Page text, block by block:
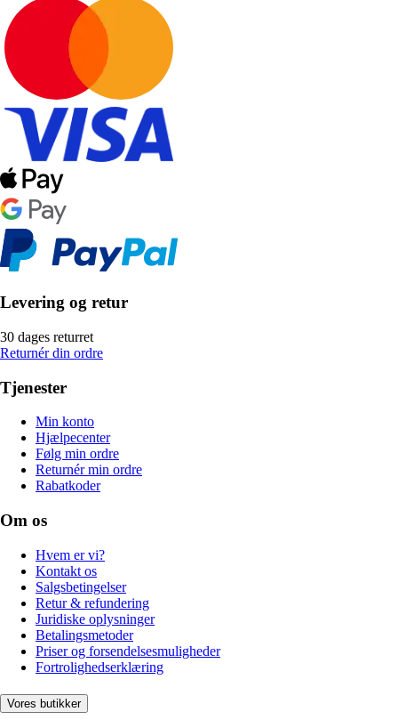
Levering og retur
30 dages returret
Returnér din ordre
Tjenester
Min konto
Hjælpecenter
Følg min ordre
Returnér min ordre
Rabatkoder
Om os
Hvem er vi?
Kontakt os
Salgsbetingelser
Retur & refundering
Juridiske oplysninger
Betalingsmetoder
Priser og forsendelsesmuligheder
Fortrolighedserklæring
Vores butikker